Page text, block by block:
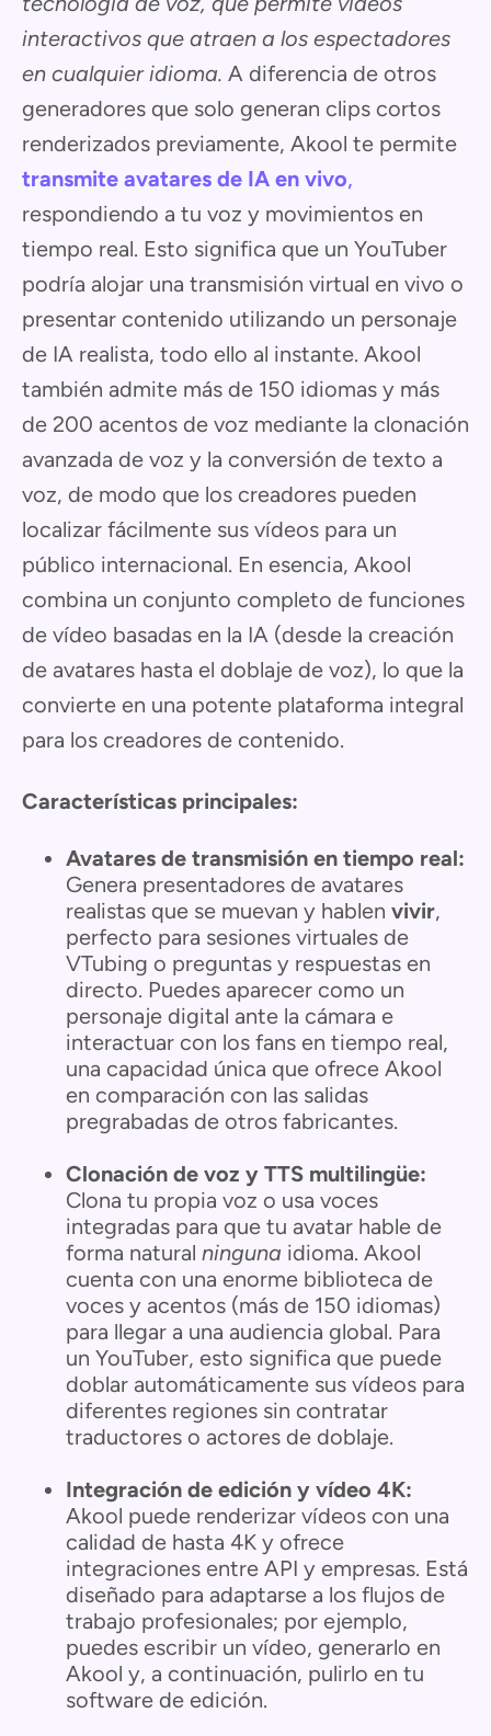
interactivos que atraen a los espectadores
en cualquier idioma. A diferencia de otros
generadores que solo generan clips cortos
renderizados previamente, Akool te permite
transmite avatares de IA en vivo,
respondiendo a tu voz y movimientos en
tiempo real. Esto significa que un YouTuber
podría alojar una transmisión virtual en vivo o
presentar contenido utilizando un personaje
de IA realista, todo ello al instante. Akool
también admite más de 150 idiomas y más
de 200 acentos de voz mediante la clonación
avanzada de voz y la conversión de texto a
voz, de modo que los creadores pueden
localizar fácilmente sus vídeos para un
público internacional. En esencia, Akool
combina un conjunto completo de funciones
de vídeo basadas en la IA (desde la creación
de avatares hasta el doblaje de voz), lo que la
convierte en una potente plataforma integral
para los creadores de contenido.
Características principales:
Avatares de transmisión en tiempo real:
Genera presentadores de avatares
realistas que se muevan y hablen vivir,
perfecto para sesiones virtuales de
VTubing o preguntas y respuestas en
directo. Puedes aparecer como un
personaje digital ante la cámara e
interactuar con los fans en tiempo real,
una capacidad única que ofrece Akool
en comparación con las salidas
pregrabadas de otros fabricantes.
Clonación de voz y TTS multilingüe:
Clona tu propia voz o usa voces
integradas para que tu avatar hable de
forma natural ninguna idioma. Akool
cuenta con una enorme biblioteca de
voces y acentos (más de 150 idiomas)
para llegar a una audiencia global. Para
un YouTuber, esto significa que puede
doblar automáticamente sus vídeos para
diferentes regiones sin contratar
traductores o actores de doblaje.
Integración de edición y vídeo 4K:
Akool puede renderizar vídeos con una
calidad de hasta 4K y ofrece
integraciones entre API y empresas. Está
diseñado para adaptarse a los flujos de
trabajo profesionales; por ejemplo,
puedes escribir un vídeo, generarlo en
Akool y, a continuación, pulirlo en tu
software de edición.